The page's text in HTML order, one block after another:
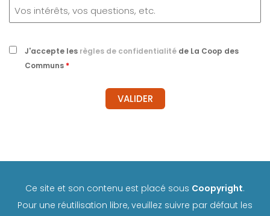
J'accepte les règles de confidentialité de La Coop des
Communs *
Ce site et son contenu est placé sous Coopyright.
Pour une réutilisation libre, veuillez suivre par défaut les